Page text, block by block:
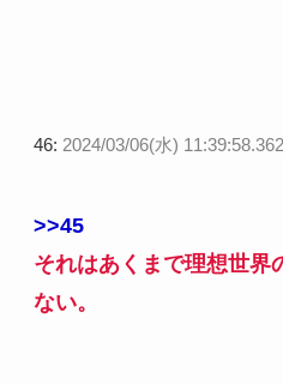
46: 2024/03/06(水) 11:39:58.362
>>45
それはあくまで理想世界
ない。